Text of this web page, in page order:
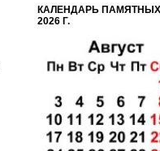
КАЛЕНДАРЬ
2026 Г.